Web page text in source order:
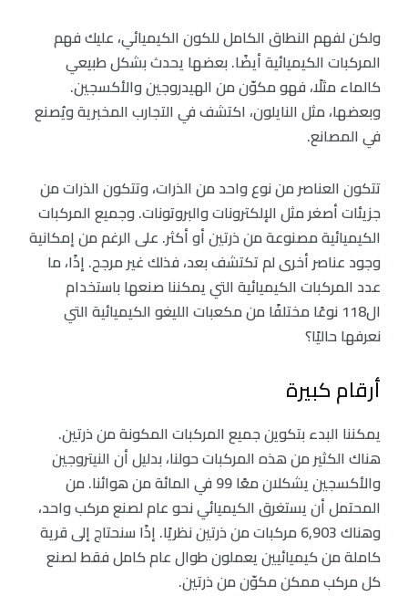
ولكن لفهم النطاق الكامل للكون الكيميائي، عليك فهم
المركبات الكيميائية أيضًا. بعضها يحدث بشكل طبيعي
كالماء مثلًا، فهو مكوّن من الهيدروجين والأكسجين.
وبعضها، مثل النايلون، اكتشف في التجارب المخبرية ويُصنع
في المصانع.
تتكون العناصر من نوع واحد من الذرات، وتتكون الذرات من
جزيئات أصغر مثل الإلكترونات والبروتونات. وجميع المركبات
الكيميائية مصنوعة من ذرتين أو أكثر. على الرغم من إمكانية
وجود عناصر أخرى لم تكتشف بعد، فذلك غير مرجح. إذًا، ما
عدد المركبات الكيميائية التي يمكننا صنعها باستخدام
ال118 نوعًا مختلفًا من مكعبات الليغو الكيميائية التي
نعرفها حاليًا؟
أرقام كبيرة
يمكننا البدء بتكوين جميع المركبات المكونة من ذرتين.
هناك الكثير من هذه المركبات حولنا، بدليل أن النيتروجين
والأكسجين يشكلان معًا 99 في المائة من هوائنا. من
المحتمل أن يستغرق الكيميائي نحو عام لصنع مركب واحد،
وهناك 6,903 مركبات من ذرتين نظريًا. إذًا سنحتاج إلى قرية
كاملة من كيميائيين يعملون طوال عام كامل فقط لصنع
كل مركب ممكن مكوّن من ذرتين.